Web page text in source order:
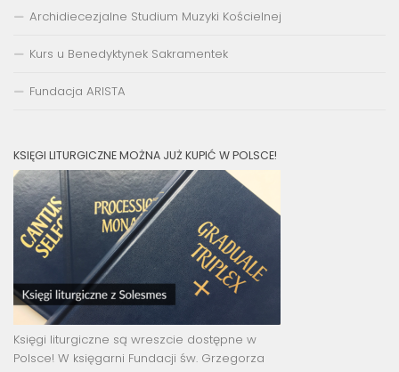
Archidiecezjalne Studium Muzyki Kościelnej
Kurs u Benedyktynek Sakramentek
Fundacja ARISTA
KSIĘGI LITURGICZNE MOŻNA JUŻ KUPIĆ W POLSCE!
Księgi liturgiczne są wreszcie dostępne w
Polsce! W księgarni Fundacji św. Grzegorza